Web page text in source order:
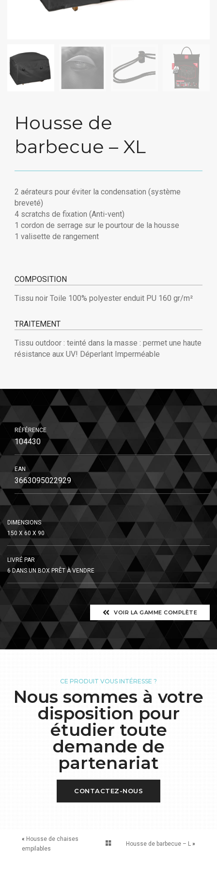
Housse de
barbecue – XL
2 aérateurs pour éviter la condensation (système
breveté)
4 scratchs de fixation (Anti-vent)
1 cordon de serrage sur le pourtour de la housse
1 valisette de rangement
COMPOSITION
Tissu noir Toile 100% polyester enduit PU 160 gr/m²
TRAITEMENT
Tissu outdoor : teinté dans la masse : permet une haute
résistance aux UV! Déperlant Imperméable
RÉFÉRENCE
104430
EAN
3663095022929
DIMENSIONS
150 X 60 X 90
LIVRÉ PAR
6 DANS UN BOX PRÊT À VENDRE
VOIR LA GAMME COMPLÈTE
CE PRODUIT VOUS INTÉRESSE ?
Nous sommes à votre
disposition pour
étudier toute
demande de
partenariat
CONTACTEZ-NOUS
« Housse de chaises
empilables
Housse de barbecue – L»